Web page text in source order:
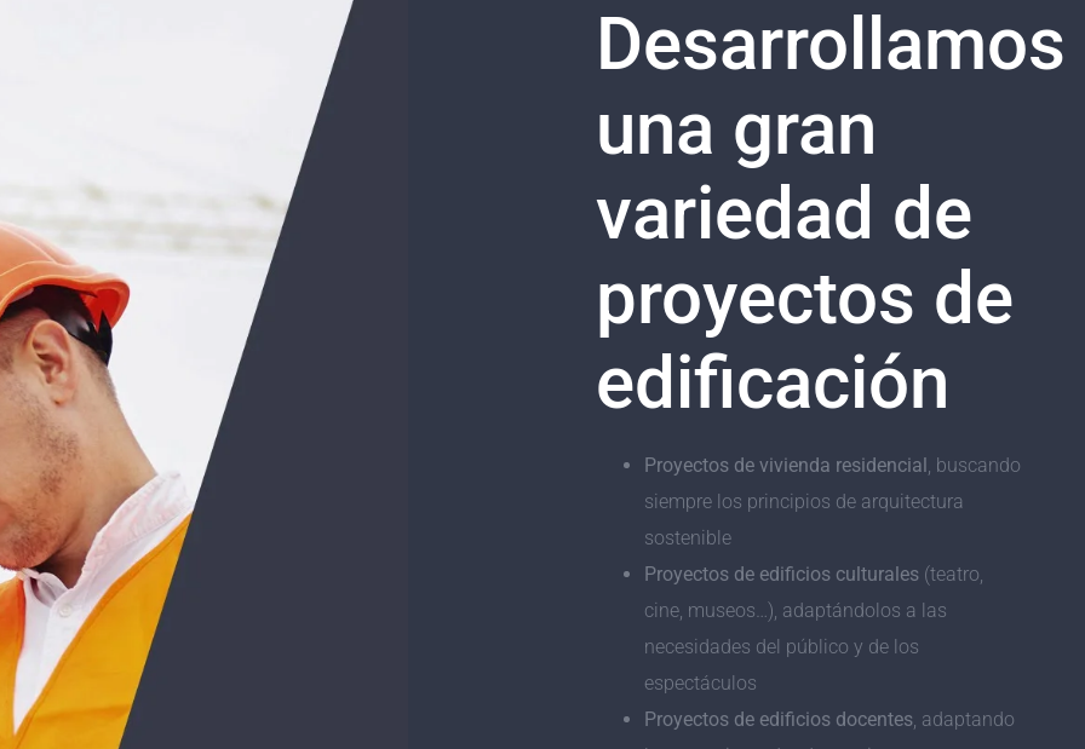
Desarrollamos
una gran
variedad de
proyectos de
edificación
Proyectos de vivienda residencial, buscando
siempre los principios de arquitectura
sostenible
Proyectos de edificios culturales(teatro,
cine, museos…), adaptándolos a las
necesidades del público y de los
espectáculos
Proyectos de edificios docentes, adaptando